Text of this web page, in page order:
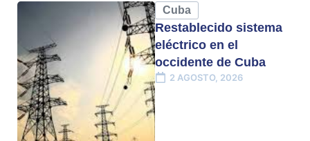
Cuba
Restablecido sistema
eléctrico en el
occidente de Cuba
2 AGOSTO, 2026